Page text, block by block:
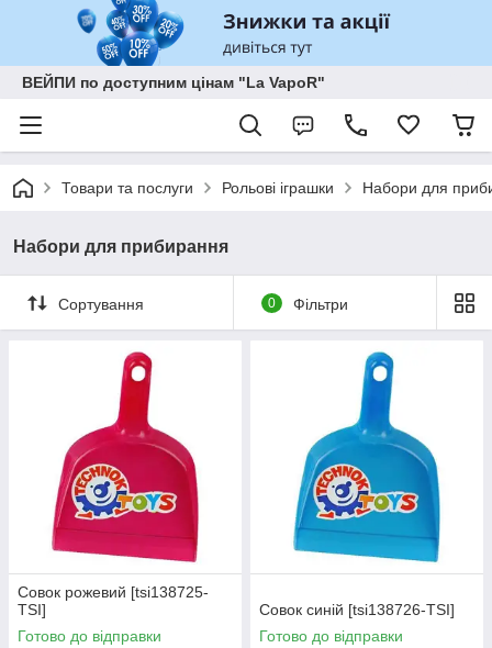
ВЕЙПИ по доступним цінам "La VapoR"
Товари та послуги Рольові іграшки Набори для
Набори для прибирання
Сортування 0 Фільтри
Совок рожевий [tsi138725-
TSI]
Готово до відправки
Совок синій [tsi138726-TSI]
Готово до відправки